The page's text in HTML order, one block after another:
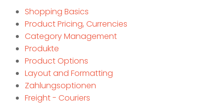
Shopping Basics
Product Pricing, Currencies
Category Management
Produkte
Product Options
Layout and Formatting
Zahlungsoptionen
Freight - Couriers